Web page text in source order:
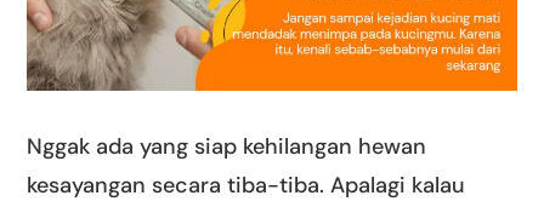
Nggak ada yang siap kehilangan hewan
kesayangan secara tiba-tiba. Apalagi kalau